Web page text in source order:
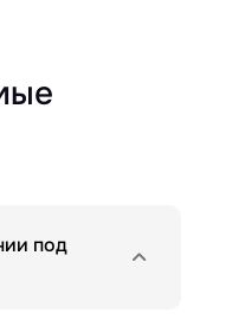
под